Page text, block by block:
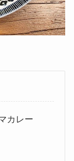
カレー